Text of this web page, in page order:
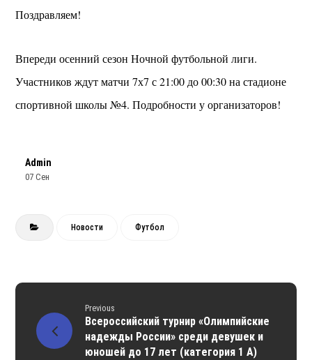
Поздравляем!
Впереди осенний сезон Ночной футбольной лиги.
Участников ждут матчи 7х7 с 21:00 до 00:30 на стадионе
спортивной школы №4. Подробности у организаторов!
Admin
07 Сен
Новости Футбол
Previous
Всероссийский турнир «Олимпийские
надежды России» среди девушек и
юношей до 17 лет (категория 1 А)